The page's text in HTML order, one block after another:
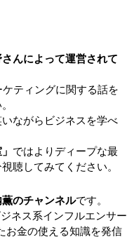
んによって運営されて
ティングに関する話を
ながらビジネスを学べ
ではよりディープな最
聴してみてください。
のチャンネルです。
ネス系インフルエンサー
お金の使える知識を発信